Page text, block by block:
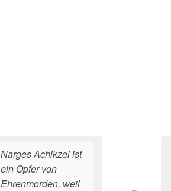
Narges Achikzei ist
ein Opfer von
Ehrenmorden, weil